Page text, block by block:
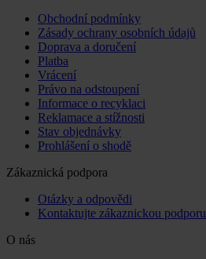
Obchodní podmínky
Zásady ochrany osobních údajů
Doprava a doručení
Platba
Vrácení
Právo na odstoupení
Informace o recyklaci
Reklamace a stížnosti
Stav objednávky
Prohlášení o shodě
Zákaznická podpora
Otázky a odpovědi
Kontaktujte zákaznickou podporu
O nás